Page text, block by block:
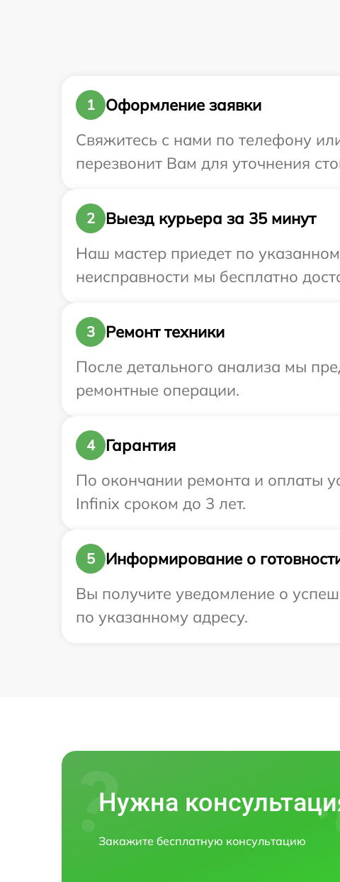
1
Оформление заявки
Свяжитесь с нами по телефону
перезвонит Вам для уточнения
2
Выезд курьера за 35 минут
Наш мастер приедет по
неисправности мы бесплатно
3
Ремонт техники
После детального анализа мы
ремонтные операции.
4
Гарантия
По окончании ремонта и оплаты
Infinix сроком до 3 лет.
5
Информирование о
Вы получите уведомление о
по указанному адресу.
Нужна
Закажите бесплатную консультацию